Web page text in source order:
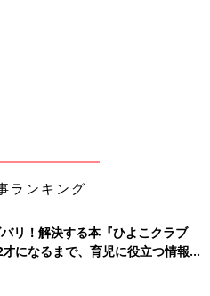
円ほどの収入です。いいク
場合もありますが、得意分野以
間がかかることもあります。
の子を産んで、１年間お休みし
ランキング
リ！解決する本『ひよこクラブ
になるまで、育児に役立つ情報が